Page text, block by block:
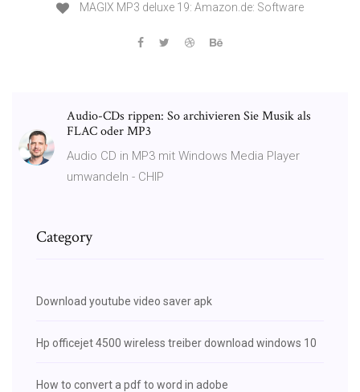
MAGIX MP3 deluxe 19: Amazon.de: Software
Audio-CDs rippen: So archivieren Sie Musik als
FLAC oder MP3
Audio CD in MP3 mit Windows Media Player
umwandeln - CHIP
Category
Download youtube video saver apk
Hp officejet 4500 wireless treiber download windows 10
How to convert a pdf to word in adobe